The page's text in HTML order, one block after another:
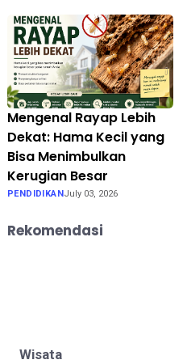
Mengenal Rayap Lebih
Dekat: Hama Kecil yang
Bisa Menimbulkan
Kerugian Besar
PENDIDIKAN July 03, 2026
Rekomendasi
Wisata